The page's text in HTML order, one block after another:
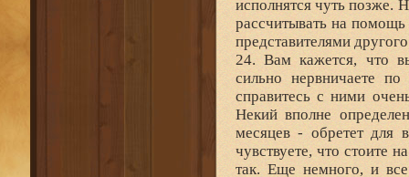
исполнятся чуть позже.
рассчитывать на
представителями
24. Вам кажется, что
сильно нервничаете
справитесь с ними
Некий вполне
месяцев - обретет для
чувствуете, что стоите
так. Еще немного, и все